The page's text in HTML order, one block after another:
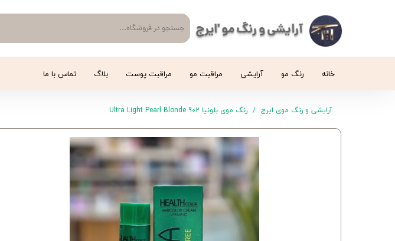
آرایشی و رنگ مو 'ایرج
خانه رنگ مو آرایشی مراقبت مو مراقبت پوست بلاگ تماس با ما
آرایشی و رنگ موی ایرج رنگ موی بلونیا 902 Ultra Light Pearl Blonde